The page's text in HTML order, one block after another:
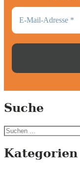
Suche
Suchen
Kategorien